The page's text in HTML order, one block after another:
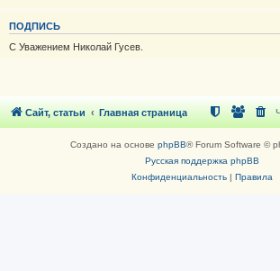
ПОДПИСЬ
С Уважением Николай Гусев.
Сайт, статьи Главная страница
Создано на основе phpBB® Forum Software ©
Русская поддержка phpBB
Конфиденциальность| Правила